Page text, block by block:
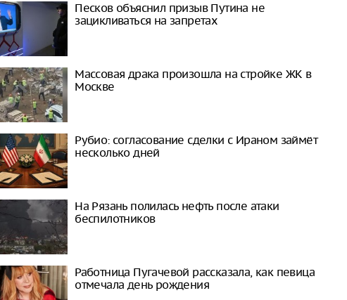
Песков объяснил призыв Путина не
зацикливаться на запретах
Массовая драка произошла на стройке ЖК в
Москве
Рубио: согласование сделки с Ираном займёт
несколько дней
На Рязань полилась нефть после атаки
беспилотников
Работница Пугачевой рассказала, как певица
отмечала день рождения